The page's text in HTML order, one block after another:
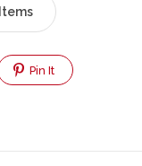
Pin It